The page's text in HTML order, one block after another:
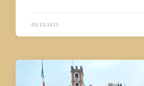
05/12/2023